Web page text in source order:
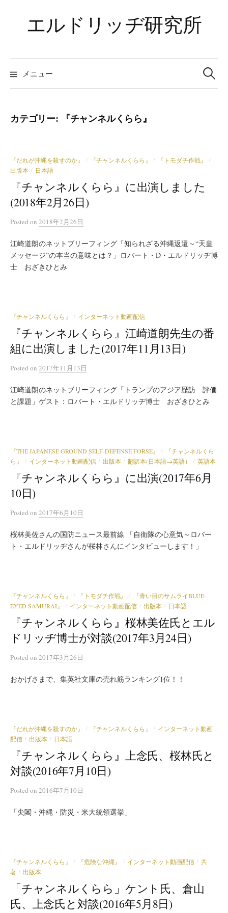
ツ
へ
ス
ッ
エルドリッヂ研究所
メニュー
検
索:
カテゴリー: 『チャンネルくらら』
『だれが沖縄を殺すのか』 / 『チャンネルくらら』 / 『トモダチ作戦』 /
出版本 / 日本語
『チャンネルくらら』に出演しました
(2018年2月26日)
Posted on 2018年2月26日
江崎道朗のネットブリーフィング「知られざる沖縄返還～“天皇
メッセージ”の本当の意味とは？」ロバート・D・エルドリッヂ博
士 おざきひとみ
『チャンネルくらら』 / インターネット動画配信
『チャンネルくらら』江崎道朗先生の番
組に出演しました(2017年11月13日)
Posted on 2017年11月13日
江崎道朗のネットブリーフィング「トランプのアジア歴訪 評価
と課題」ゲスト：ロバート・エルドリッヂ博士 おざきひとみ
『THE JAPANESE GROUND SELF-DEFENSE FORSE』 /
『チャンネルくら
ら』
/ インターネット動画配信 / 出版本 / 翻訳本(日本語→英語） / 英語本
『チャンネルくらら』に出演(2017年6月
10日)
Posted on 2017年6月10日
桜林美佐さんの国防ニュース最前線 「自衛隊の心意気～ロバー
ト・エルドリッヂさんが桜林さんにインタビューします！」
『チャンネルくらら』 / 『トモダチ作戦』 /
『青い目のサムライBLUE-
EYED SAMURAI』
/ インターネット動画配信 / 出版本 / 日本語
『チャンネルくらら』桜林美佐氏とエル
ドリッヂ博士が対談(2017年3月24日)
Posted on 2017年3月26日
おかげさまで、集英社文庫の売れ筋ランキング1位！！
『だれが沖縄を殺すのか』 / 『チャンネルくらら』 / インターネット動画
配信 / 出版本 / 日本語
『チャンネルくらら』上念氏、桜林氏と
対談(2016年7月10日)
Posted on 2016年7月10日
「尖閣・沖縄・防災・米大統領選挙」
『チャンネルくらら』 / 『危険な沖縄』 / インターネット動画配信 / 共
著 / 出版本
「チャンネルくらら」ケント氏、倉山
氏、上念氏と対談(2016年5月8日)